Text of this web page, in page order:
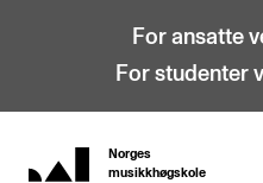
For ansatte
For studenter
hjem
Norges
musikkhøgskole